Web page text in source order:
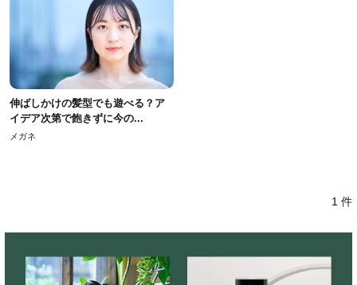
伸ばしかけの髪型でも遊べる？ア
イデア次第で飽きずに今の...
メガネ
1 件